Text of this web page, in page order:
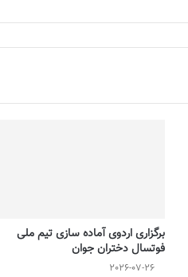
برگزاری اردوی آماده سازی تیم ملی
فوتسال دختران جوان
2026-07-26